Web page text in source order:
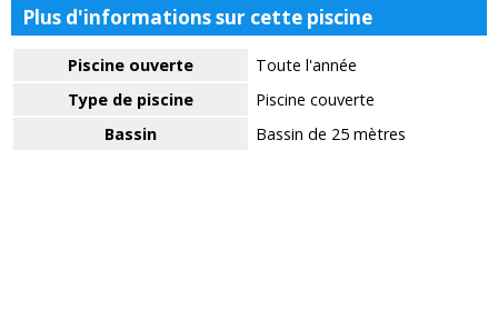
Plus d'informations sur cette piscine
Piscine ouverte
Toute l'année
Type de piscine
Piscine couverte
Bassin
Bassin de 25 mètres